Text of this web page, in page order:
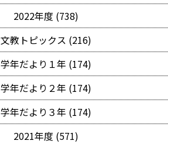
2022年度 (738)
文教トピックス (216)
学年だより１年 (174)
学年だより２年 (174)
学年だより３年 (174)
2021年度 (571)